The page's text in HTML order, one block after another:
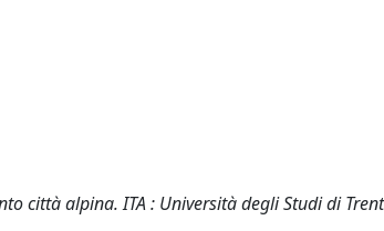
città alpina. ITA : Università degli Studi di